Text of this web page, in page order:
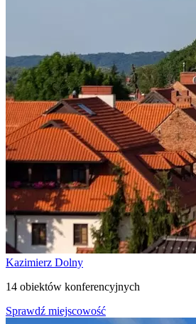
Kazimierz Dolny
14 obiektów konferencyjnych
Sprawdź miejscowość